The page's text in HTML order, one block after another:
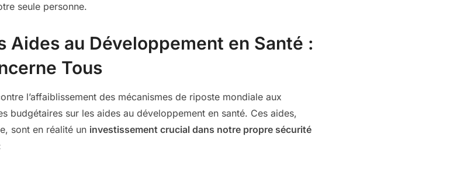
seule personne.
Aides au Développement en Santé :
Tous
l’affaiblissement des mécanismes de riposte mondiale aux
budgétaires sur les aides au développement en santé. Ces aides,
sont en réalité un investissement crucial dans notre propre sécurité